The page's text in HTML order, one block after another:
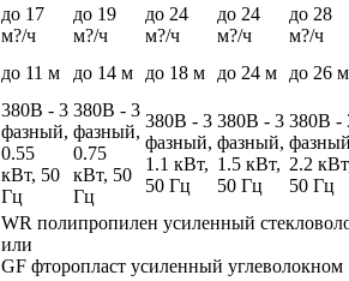
до 17
м?/ч
до 19
м?/ч
до 24
м?/ч
до 24
м?/ч
до 28
м?/ч
до 11 м до 14 м до 18 м до 24 м до 26 м
380В - 3
фазный,
0.55
кВт, 50
Гц
380В - 3
фазный,
0.75
кВт, 50
Гц
380В - 3
фазный,
1.1 кВт,
50 Гц
380В - 3
фазный,
1.5 кВт,
50 Гц
380В -
2.2
50 Гц
WR полипропилен усиленный
или
GF фторопласт усиленный углеволокном